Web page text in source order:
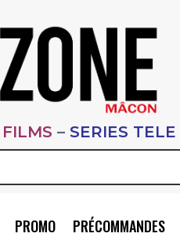
FILMS – SERIES TELE
PROMO PRÉCOMMANDES